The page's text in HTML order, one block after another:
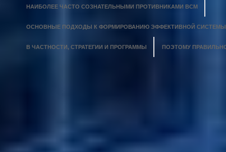
НАИБОЛЕЕ ЧАСТО СОЗНАТЕЛЬНЫМИ ПРОТИВНИКАМИ ВСМ
ОСНОВНЫЕ ПОДХОДЫ К ФОРМИРОВАНИЮ ЭФФЕКТИВНОЙ СИСТЕМЫ
В ЧАСТНОСТИ, СТРАТЕГИИ И ПРОГРАММЫ ПОЭТОМУ